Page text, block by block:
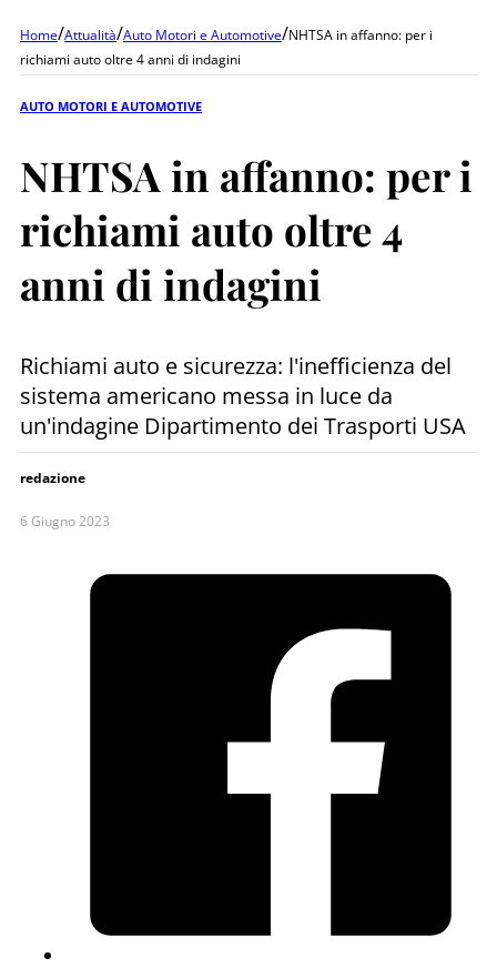
Home/Attualità/Auto Motori e Automotive/NHTSA in affanno: per i
richiami auto oltre 4 anni di indagini
AUTO MOTORI E AUTOMOTIVE
NHTSA in affanno: per i
richiami auto oltre 4
anni di indagini
Richiami auto e sicurezza: l'inefficienza del
sistema americano messa in luce da
un'indagine Dipartimento dei Trasporti USA
redazione
6 Giugno 2023